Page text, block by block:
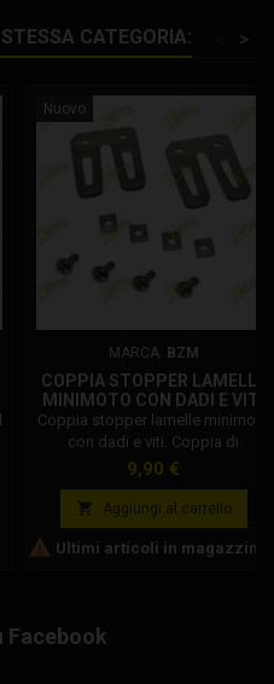
CATEGORIA: >
Nuovo
MARCA: BZM
COPPIA STOPPER LAMELLE
MINIMOTO CON DADI E VITI
Coppia stopper lamelle minimoto
con dadi e viti. Coppia di
"stopper" ferma corsa lamelle
lamellare: Cs, Bzm, Zocchi, Polini,
ed altri.
Prezzo
9,90 €
 Aggiungi al carrello
 Ultimi articoli in magazzino
Facebook